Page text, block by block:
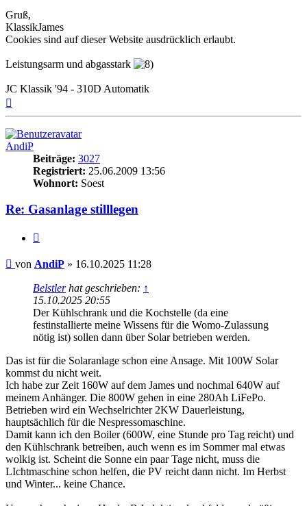
Gruß,
KlassikJames
Cookies sind auf dieser Website ausdrücklich erlaubt.
Leistungsarm und abgasstark
JC Klassik '94 - 310D Automatik
AndiP
Beiträge: 3027
Registriert: 25.06.2009 13:56
Wohnort: Soest
Re: Gasanlage stilllegen
Beitrag
von AndiP » 16.10.2025 11:28
Belstlerhat geschrieben: ↑
15.10.2025 20:55
Der Kühlschrank und die Kochstelle (da eine
festinstallierte meine Wissens für die Womo-Zulassung
nötig ist) sollen dann über Solar betrieben werden.
Das ist für die Solaranlage schon eine Ansage. Mit 100W Solar
kommst du nicht weit.
Ich habe zur Zeit 160W auf dem James und nochmal 640W auf
meinem Anhänger. Die 800W gehen in eine 280Ah LiFePo.
Betrieben wird ein Wechselrichter 2KW Dauerleistung,
hauptsächlich für die Nespressomaschine.
Damit kann ich den Boiler (600W, eine Stunde pro Tag reicht) und
den Kühlschrank betreiben, auch wenn es im Sommer mal etwas
wolkig ist. Scheint die Sonne ein paar Tage nicht, muss die
LIchtmaschine schon helfen, die PV reicht dann nicht. Im Herbst
und Winter... keine Chance.